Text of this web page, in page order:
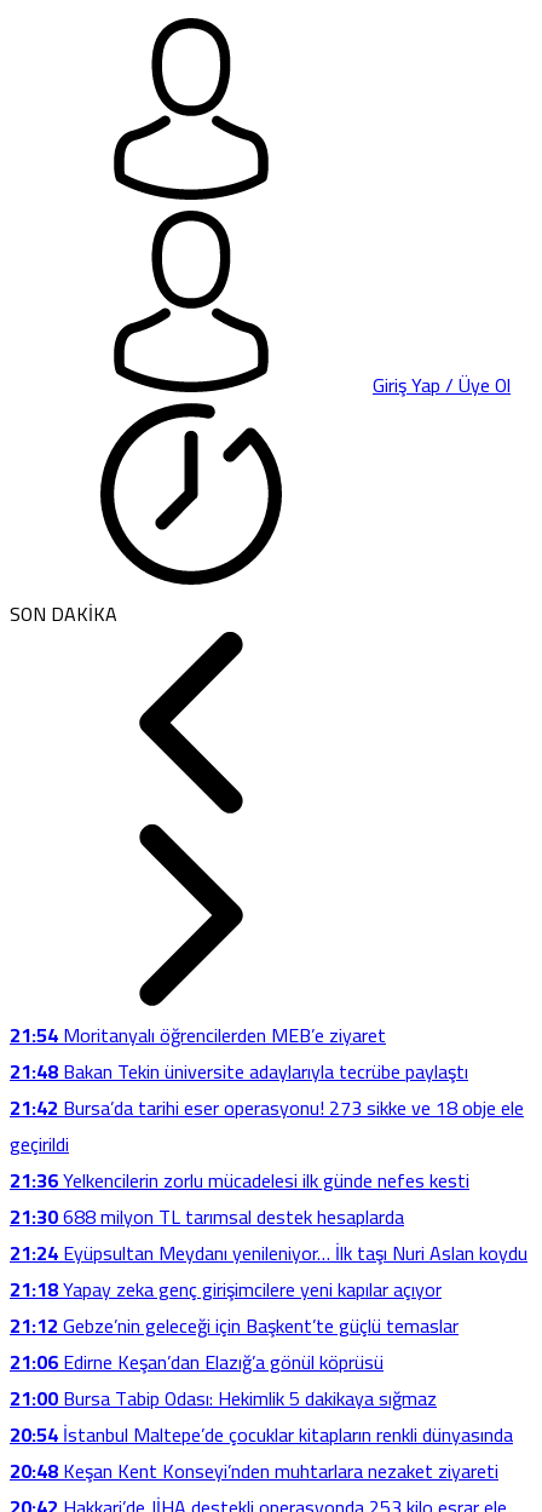
Giriş Yap / Üye Ol
SON DAKİKA
21:54Moritanyalı öğrencilerden MEB’e ziyaret
21:48Bakan Tekin üniversite adaylarıyla tecrübe paylaştı
21:42Bursa’da tarihi eser operasyonu! 273 sikke ve 18 obje ele
geçirildi
21:36Yelkencilerin zorlu mücadelesi ilk günde nefes kesti
21:30688 milyon TL tarımsal destek hesaplarda
21:24Eyüpsultan Meydanı yenileniyor… İlk taşı Nuri Aslan koydu
21:18Yapay zeka genç girişimcilere yeni kapılar açıyor
21:12Gebze’nin geleceği için Başkent’te güçlü temaslar
21:06Edirne Keşan’dan Elazığ’a gönül köprüsü
21:00Bursa Tabip Odası: Hekimlik 5 dakikaya sığmaz
20:54İstanbul Maltepe’de çocuklar kitapların renkli dünyasında
20:48Keşan Kent Konseyi’nden muhtarlara nezaket ziyareti